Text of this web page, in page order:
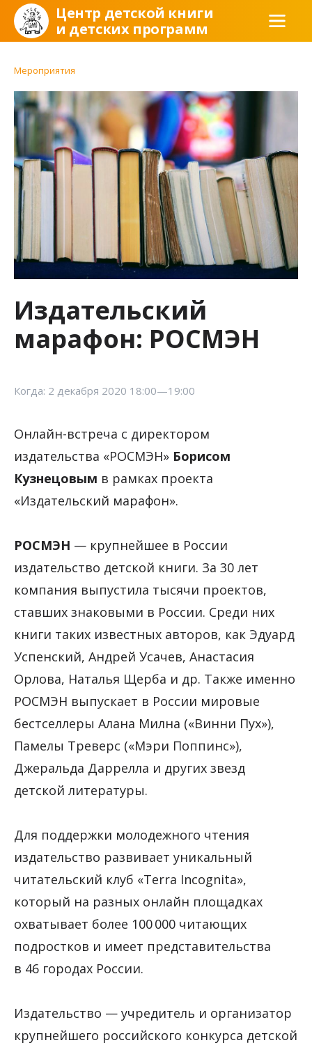
Центр детской книги
и детских программ
Мероприятия
Издательский
марафон: РОСМЭН
Когда: 2 декабря 2020 18:00—19:00
Онлайн-встреча с директором
издательства «РОСМЭН» Борисом
Кузнецовым в рамках проекта
«Издательский марафон».
РОСМЭН — крупнейшее в России
издательство детской книги. За 30 лет
компания выпустила тысячи проектов,
ставших знаковыми в России. Среди них
книги таких известных авторов, как Эдуард
Успенский, Андрей Усачев, Анастасия
Орлова, Наталья Щерба и др. Также именно
РОСМЭН выпускает в России мировые
бестселлеры Алана Милна («Винни Пух»),
Памелы Треверс («Мэри Поппинс»),
Джеральда Даррелла и других звезд
детской литературы.
Для поддержки молодежного чтения
издательство развивает уникальный
читательский клуб «Terra Incognita»,
который на разных онлайн площадках
охватывает более 100 000 читающих
подростков и имеет представительства
в 46 городах России.
Издательство — учредитель и организатор
крупнейшего российского конкурса детской